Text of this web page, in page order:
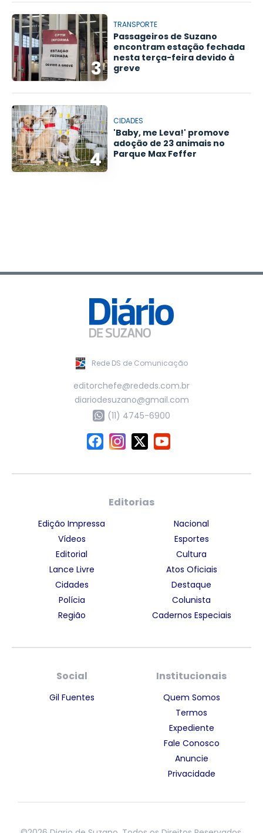
3
TRANSPORTE
Passageiros de Suzano
encontram estação fechada
nesta terça-feira devido à
greve
4
CIDADES
'Baby, me Leva!' promove
adoção de 23 animais no
Parque Max Feffer
Rede DS de Comunicação
editorchefe@rededs.com.br
diariodesuzano@gmail.com
(11) 4745-6900
Editorias
Edição Impressa
Vídeos
Editorial
Lance Livre
Cidades
Polícia
Região
Nacional
Esportes
Cultura
Atos Oficiais
Destaque
Colunista
Cadernos Especiais
Social
Gil Fuentes
Institucionais
Quem Somos
Termos
Expediente
Fale Conosco
Anuncie
Privacidade